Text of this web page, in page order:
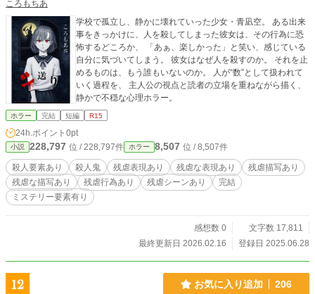
ころもちあ
学校で孤立し、静かに壊れていった少女・青凪空。 ある出来
事をきっかけに、人を殺してしまった彼女は、その行為に恐
怖するどころか、 「あぁ、楽しかった」と笑い、感じている
自分に気づいてしまう。 彼女はなぜ人を殺すのか。 それを止
めるものは、もう誰もいないのか。 人が“数”として扱われて
いく過程を、 主人公の視点と読者の立場を重ねながら描く、
静かで不穏な心理ホラー。
ホラー 完結 短編 R15
24h.ポイント 0pt
小説 228,797 位 / 228,797件 ホラー 8,507 位 / 8,507件
殺人要素あり 殺人鬼 残虐表現あり 残虐な表現あり
残虐描写あり
残虐な描写あり
残虐行為あり 残虐シーンあり
完結
ミステリー要素有り
感想数 0
文字数 17,811
最終更新日 2026.02.16
登録日 2025.06.28
12 お気に入り追加 206